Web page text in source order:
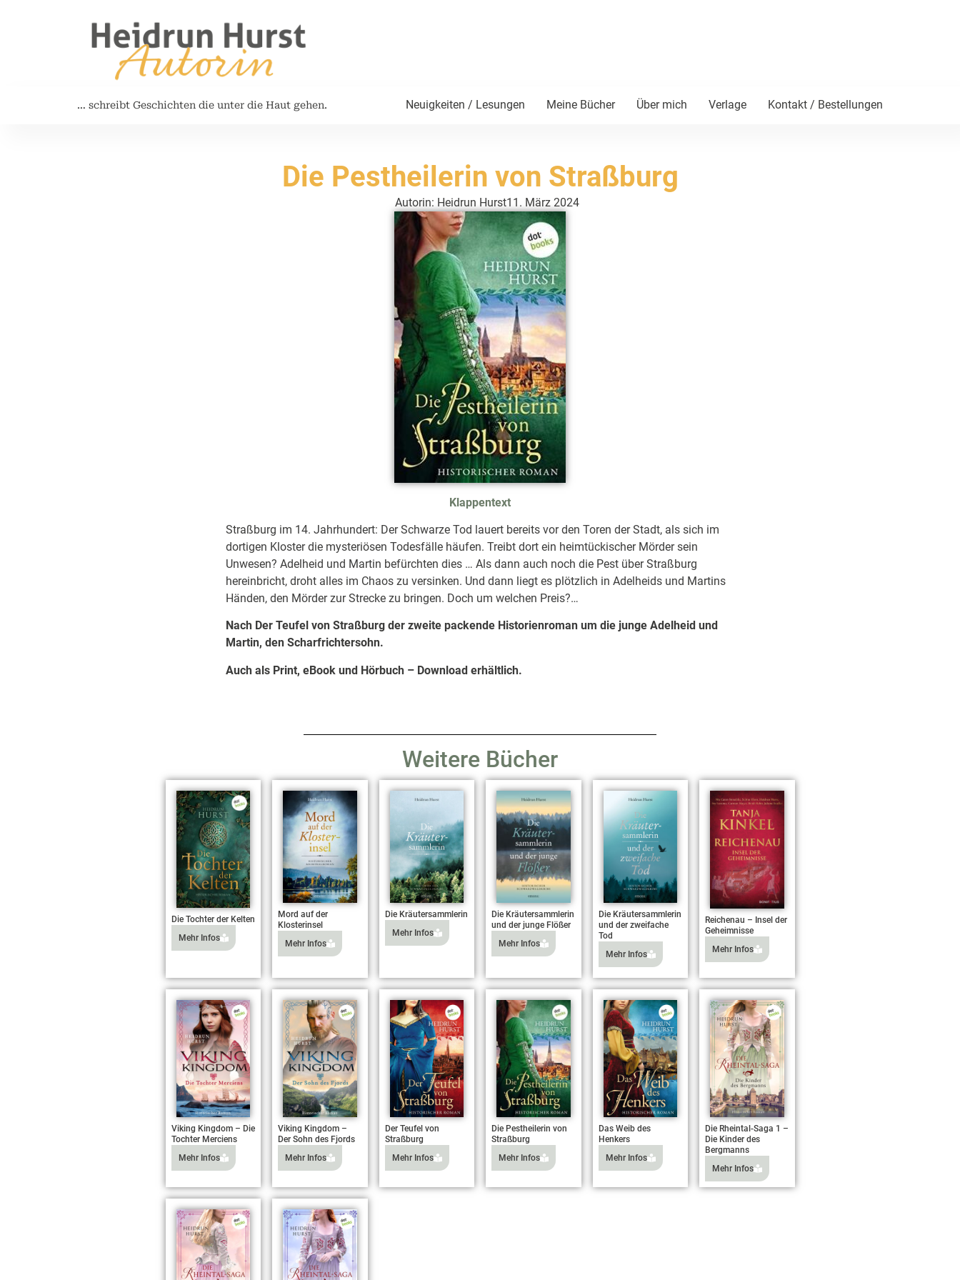
… schreibt Geschichten die unter die Haut gehen. Neuigkeiten / Lesungen Meine Bücher Über mich Verlage Kontakt / Bestellungen
Die Pestheilerin von Straßburg
Autorin: Heidrun Hurst11. März 2024
Klappentext
Straßburg im 14. Jahrhundert: Der Schwarze Tod lauert bereits vor den Toren der Stadt, als sich im
dortigen Kloster die mysteriösen Todesfälle häufen. Treibt dort ein heimtückischer Mörder sein
Unwesen? Adelheid und Martin befürchten dies … Als dann auch noch die Pest über Straßburg
hereinbricht, droht alles im Chaos zu versinken. Und dann liegt es plötzlich in Adelheids und Martins
Händen, den Mörder zur Strecke zu bringen. Doch um welchen Preis?…
Nach Der Teufel von Straßburg der zweite packende Historienroman um die junge Adelheid und
Martin, den Scharfrichtersohn.
Auch als Print, eBook und Hörbuch – Download erhältlich.
Weitere Bücher
Die Tochter der Kelten
Mehr Infos
Mord auf der
Klosterinsel
Mehr Infos
Die Kräutersammlerin
Mehr Infos
Die Kräutersammlerin
und der junge Flößer
Mehr Infos
Die Kräutersammlerin
und der zweifache
Tod
Mehr Infos
Reichenau – Insel der
Geheimnisse
Mehr Infos
Viking Kingdom – Die
Tochter Merciens
Mehr Infos
Viking Kingdom –
Der Sohn des Fjords
Mehr Infos
Der Teufel von
Straßburg
Mehr Infos
Die Pestheilerin von
Straßburg
Mehr Infos
Das Weib des
Henkers
Mehr Infos
Die Rheintal-Saga 1 –
Die Kinder des
Bergmanns
Mehr Infos